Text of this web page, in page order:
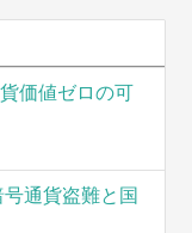
価値ゼロの可
通貨盗難と国